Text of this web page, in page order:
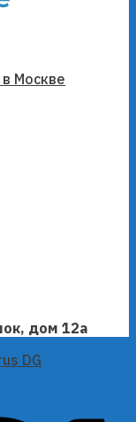
Москве
дом 12а
DG